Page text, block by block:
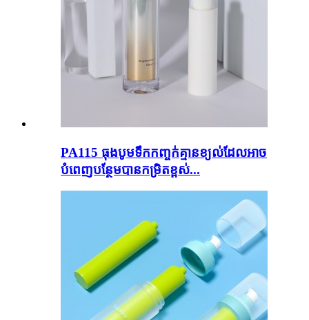
PA115 ធុងបូមទឹកកញ្ចក់គ្មានខ្យល់ដែលអាច
បំពេញបន្ថែមបានកម្រិតខ្ពស់...